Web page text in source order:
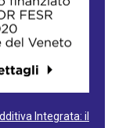
Integrata: il